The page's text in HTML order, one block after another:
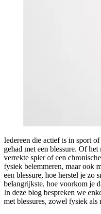
Iedereen die actief is in sport
gehad met een blessure. Of
verrekte spier of een
fysiek belemmeren, maar ook
een blessure, hoe herstel je zo
belangrijkste, hoe voorkom je
In deze blog bespreken we
met blessures, zowel fysiek als